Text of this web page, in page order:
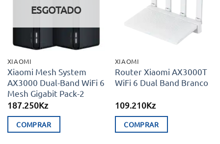
ESGOTADO
XIAOMI
Xiaomi Mesh System
AX3000 Dual-Band WiFi 6
Mesh Gigabit Pack-2
187.250Kz
COMPRAR
XIAOMI
Router Xiaomi AX3000T
WiFi 6 Dual Band Branco
109.210Kz
COMPRAR